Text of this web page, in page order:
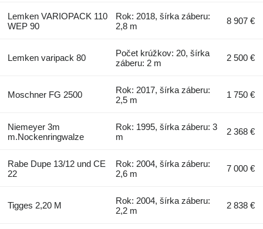
Lemken VARIOPACK 110
WEP 90
Rok: 2018, šírka záberu:
2,8 m
8 907 €
Lemken varipack 80
Počet krúžkov: 20, šírka
záberu: 2 m
2 500 €
Moschner FG 2500
Rok: 2017, šírka záberu:
2,5 m
1 750 €
Niemeyer 3m
m.Nockenringwalze
Rok: 1995, šírka záberu: 3
m
2 368 €
Rabe Dupe 13/12 und CE
22
Rok: 2004, šírka záberu:
2,6 m
7 000 €
Tigges 2,20 M
Rok: 2004, šírka záberu:
2,2 m
2 838 €